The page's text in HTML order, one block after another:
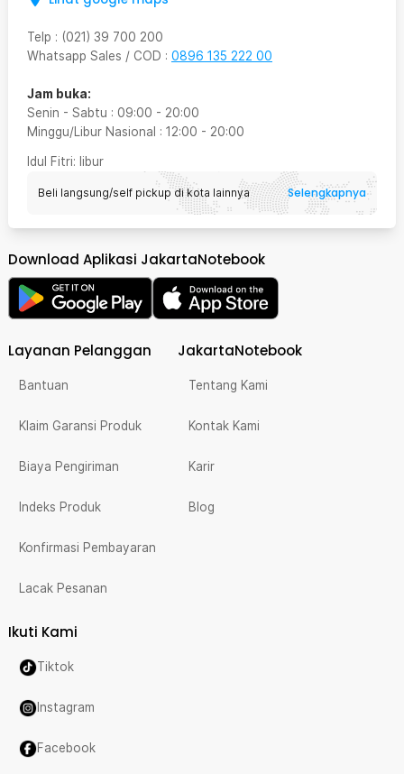
Telp : (021) 39 700 200
Whatsapp Sales / COD : 0896 135 222 00
Jam buka:
Senin - Sabtu : 09:00 - 20:00
Minggu/Libur Nasional : 12:00 - 20:00
Idul Fitri: libur
Beli langsung/self pickup di kota lainnya Selengkapnya
Download Aplikasi JakartaNotebook
Layanan Pelanggan
Bantuan
Klaim Garansi Produk
Biaya Pengiriman
Indeks Produk
Konfirmasi Pembayaran
Lacak Pesanan
JakartaNotebook
Tentang Kami
Kontak Kami
Karir
Blog
Ikuti Kami
Tiktok
Instagram
Facebook